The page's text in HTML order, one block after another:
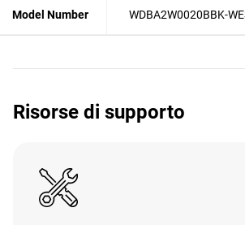
Model Number WDBA2W0020BBK-
Risorse di supporto